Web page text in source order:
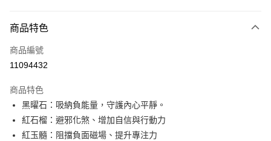
信用卡一次付款
超商取貨付款
Apple Pay
街口支付
商品特色
商品編號
11094432
商品特色
黑曜石：吸納負能量，守護內心平靜。
紅石榴：避邪化煞、增加自信與行動力
紅玉髓：阻擋負面磁場、提升專注力